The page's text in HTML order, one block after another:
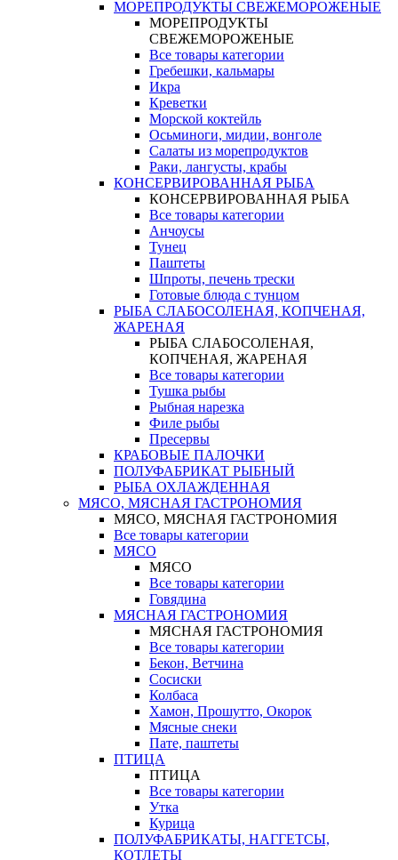
МОРЕПРОДУКТЫ СВЕЖЕМОРОЖЕНЫЕ
МОРЕПРОДУКТЫ
СВЕЖЕМОРОЖЕНЫЕ
Все товары категории
Гребешки, кальмары
Икра
Креветки
Морской коктейль
Осьминоги, мидии, вонголе
Салаты из морепродуктов
Раки, лангусты, крабы
КОНСЕРВИРОВАННАЯ РЫБА
КОНСЕРВИРОВАННАЯ РЫБА
Все товары категории
Анчоусы
Тунец
Паштеты
Шпроты, печень трески
Готовые блюда с тунцом
РЫБА СЛАБОСОЛЕНАЯ, КОПЧЕНАЯ,
ЖАРЕНАЯ
РЫБА СЛАБОСОЛЕНАЯ,
КОПЧЕНАЯ, ЖАРЕНАЯ
Все товары категории
Тушка рыбы
Рыбная нарезка
Филе рыбы
Пресервы
КРАБОВЫЕ ПАЛОЧКИ
ПОЛУФАБРИКАТ РЫБНЫЙ
РЫБА ОХЛАЖДЕННАЯ
МЯСО, МЯСНАЯ ГАСТРОНОМИЯ
МЯСО, МЯСНАЯ ГАСТРОНОМИЯ
Все товары категории
МЯСО
МЯСО
Все товары категории
Говядина
МЯСНАЯ ГАСТРОНОМИЯ
МЯСНАЯ ГАСТРОНОМИЯ
Все товары категории
Бекон, Ветчина
Сосиски
Колбаса
Хамон, Прошутто, Окорок
Мясные снеки
Пате, паштеты
ПТИЦА
ПТИЦА
Все товары категории
Утка
Курица
ПОЛУФАБРИКАТЫ, НАГГЕТСЫ,
КОТЛЕТЫ